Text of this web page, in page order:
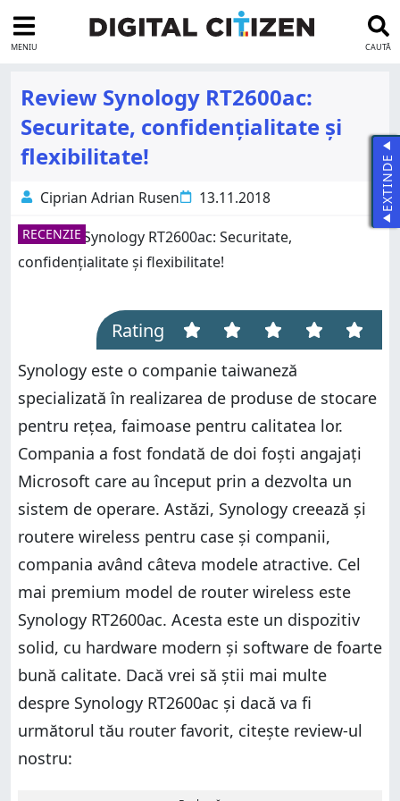
MENIU CAUTĂ
Review Synology RT2600ac:
Securitate, confidențialitate și
flexibilitate!
Ciprian Adrian Rusen 13.11.2018
RECENZIE
Rating
Synology este o companie taiwaneză
specializată în realizarea de produse de stocare
pentru rețea, faimoase pentru calitatea lor.
Compania a fost fondată de doi foști angajați
Microsoft care au început prin a dezvolta un
sistem de operare. Astăzi, Synology creează și
routere wireless pentru case și companii,
compania având câteva modele atractive. Cel
mai premium model de router wireless este
Synology RT2600ac. Acesta este un dispozitiv
solid, cu hardware modern și software de foarte
bună calitate. Dacă vrei să știi mai multe
despre Synology RT2600ac și dacă va fi
următorul tău router favorit, citește review-ul
nostru:
EXTINDE